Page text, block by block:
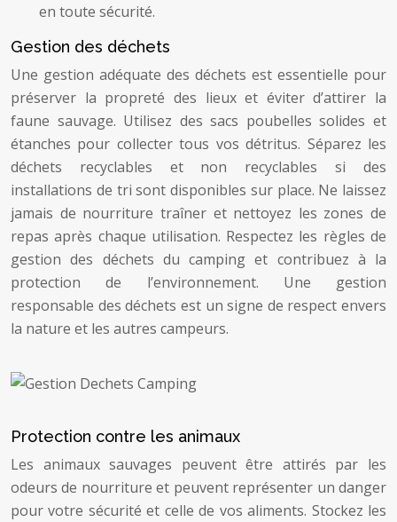
en toute sécurité.
Gestion des déchets
Une gestion adéquate des déchets est essentielle pour
préserver la propreté des lieux et éviter d’attirer la
faune sauvage. Utilisez des sacs poubelles solides et
étanches pour collecter tous vos détritus. Séparez les
déchets recyclables et non recyclables si des
installations de tri sont disponibles sur place. Ne laissez
jamais de nourriture traîner et nettoyez les zones de
repas après chaque utilisation. Respectez les règles de
gestion des déchets du camping et contribuez à la
protection de l’environnement. Une gestion
responsable des déchets est un signe de respect envers
la nature et les autres campeurs.
Protection contre les animaux
Les animaux sauvages peuvent être attirés par les
odeurs de nourriture et peuvent représenter un danger
pour votre sécurité et celle de vos aliments. Stockez les